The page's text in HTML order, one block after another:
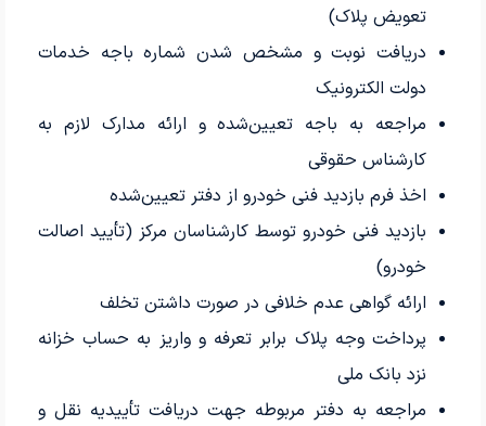
تعویض پلاک)
دریافت نوبت‌ و مشخص شدن شماره باجه خدمات
دولت الکترونیک
مراجعه به باجه تعیین‌شده و ارائه مدارک لازم به
کارشناس حقوقی
اخذ فرم بازدید فنی خودرو از دفتر تعیین‌شده
بازدید فنی خودرو توسط کارشناسان مرکز (تأیید اصالت
خودرو)
ارائه گواهی عدم خلافی در صورت داشتن تخلف
پرداخت وجه پلاک برابر تعرفه و واریز به حساب خزانه
نزد بانک ملی
مراجعه به دفتر مربوطه جهت دریافت تأییدیه نقل‌ و